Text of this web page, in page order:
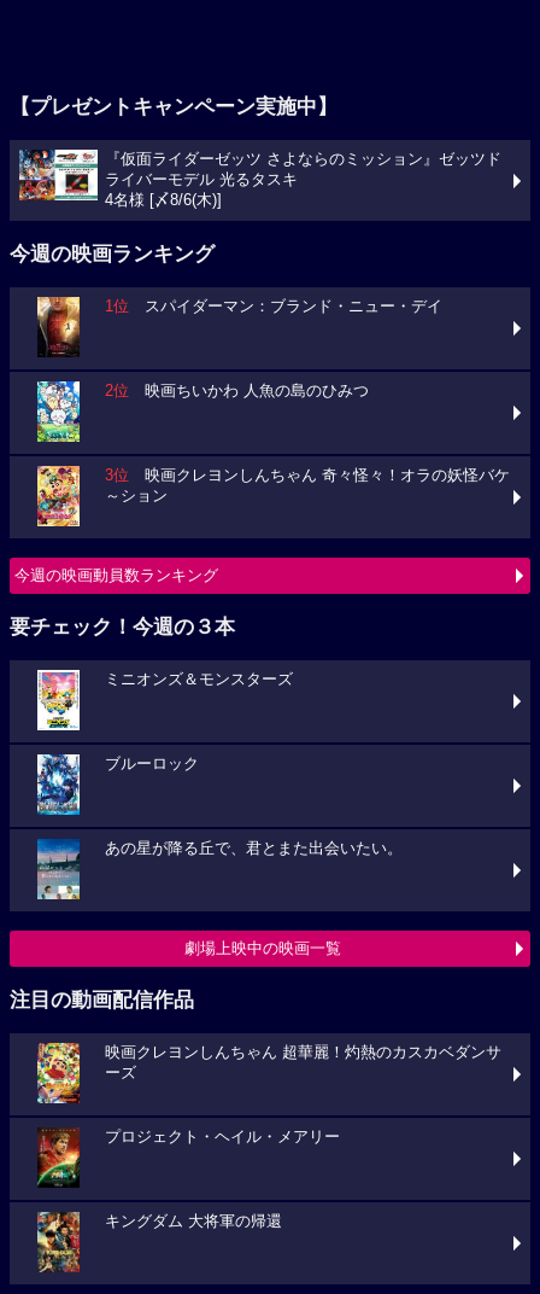
【プレゼントキャンペーン実施中】
『仮面ライダーゼッツ さよならのミッション』ゼッツド
ライバーモデル 光るタスキ
4名様 [〆8/6(木)]
今週の映画ランキング
1位 スパイダーマン：ブランド・ニュー・デイ
2位 映画ちいかわ 人魚の島のひみつ
3位 映画クレヨンしんちゃん 奇々怪々！オラの妖怪バケ
～ション
今週の映画動員数ランキング
要チェック！今週の３本
ミニオンズ＆モンスターズ
ブルーロック
あの星が降る丘で、君とまた出会いたい。
劇場上映中の映画一覧
注目の動画配信作品
映画クレヨンしんちゃん 超華麗！灼熱のカスカベダンサ
ーズ
プロジェクト・ヘイル・メアリー
キングダム 大将軍の帰還